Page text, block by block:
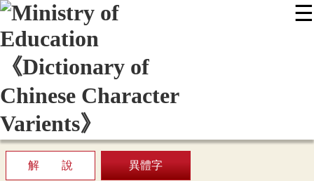
☰
Display Mode
Sitemap
解 說 異體字